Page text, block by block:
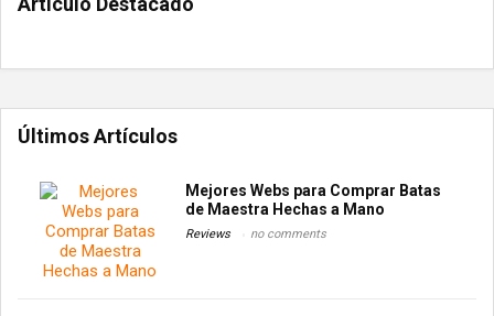
Últimos Artículos
Mejores Webs para Comprar Batas
de Maestra Hechas a Mano
Reviews no comments